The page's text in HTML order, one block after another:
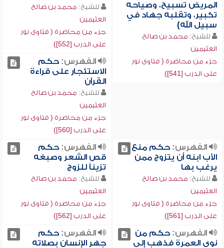
المريض تسبيح، وصياحه
تكبير، وتقلبه جهاد في
سبيل الله)
للشيخ: محمد بن صالح
العثيمين
جزء من محاضرة ( فتاوى نور
على الدرب [541])
للشيخ: محمد بن صالح
العثيمين
جزء من محاضرة ( فتاوى نور
على الدرب [552])
الفهرس:حكم
الاستئجار على قراءة
القرآن
للشيخ: محمد بن صالح
العثيمين
جزء من محاضرة ( فتاوى نور
على الدرب [560])
الفهرس:حكم منع
الأب ابنه أن يتزوج ممن
يرغب بها
للشيخ: محمد بن صالح
العثيمين
جزء من محاضرة ( فتاوى نور
على الدرب [561])
الفهرس:حكم
قص الشعر وصبغه
تزيناً للزوج
للشيخ: محمد بن صالح
العثيمين
جزء من محاضرة ( فتاوى نور
على الدرب [562])
الفهرس:حكم من
نوى العمرة فذهب إلى
الفهرس:حكم
جهر الإنسان بصلاته